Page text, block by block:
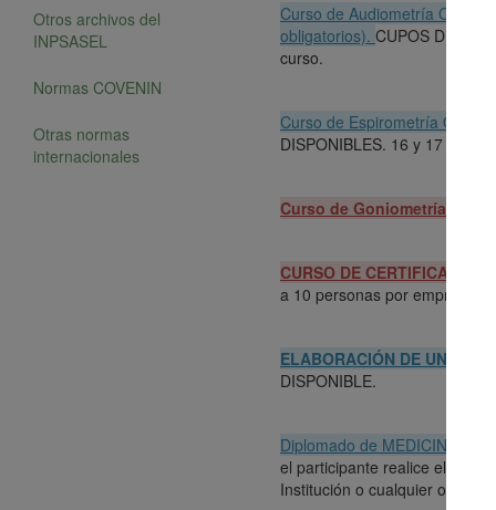
Otros archivos del
INPSASEL
Normas COVENIN
Otras normas
internacionales
Curso de Audiometría
obligatorios). CUPOS
curso.
Curso de Espirometría
DISPONIBLES. 16 y 17 de
Curso de Goniometría para
CURSO DE
a 10 personas por empresa,
ELABORACIÓN DE UN
DISPONIBLE.
Diplomado de MEDICINA DEL
el participante realice el
Institución o cualquier otra en